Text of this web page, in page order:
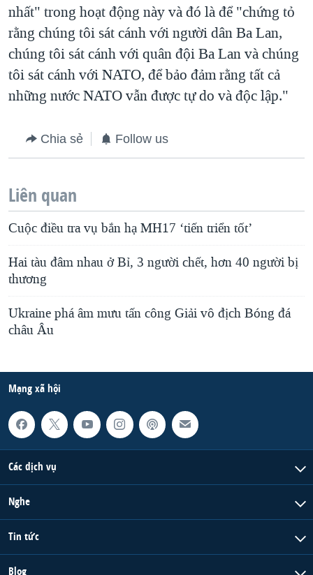
nhất" trong hoạt động này và đó là để "chứng tỏ
rằng chúng tôi sát cánh với người dân Ba Lan,
chúng tôi sát cánh với quân đội Ba Lan và chúng
tôi sát cánh với NATO, để bảo đảm rằng tất cả
những nước NATO vẫn được tự do và độc lập."
Chia sẻ Follow us
Liên quan
Cuộc điều tra vụ bắn hạ MH17 ‘tiến triển tốt’
Hai tàu đâm nhau ở Bỉ, 3 người chết, hơn 40 người bị
thương
Ukraine phá âm mưu tấn công Giải vô địch Bóng đá
châu Âu
Mạng xã hội
Các dịch vụ
Nghe
Tin tức
Blog